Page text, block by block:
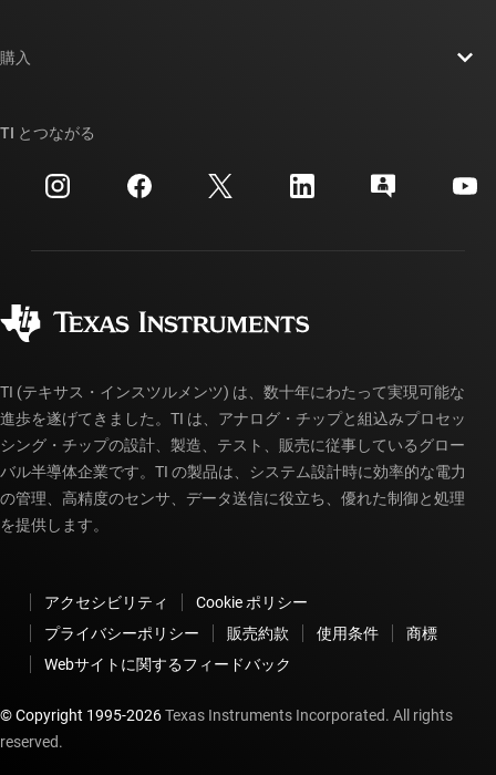
投資家向け情報
製造
クロスリファレンス検索
カスタマー・サポート・センター
myTI アカウントの FAQ
購入
ご注文に関する FAQ
TI とつながる
TI (テキサス・インスツルメンツ) は、数十年にわたって実現可能な
進歩を遂げてきました。TI は、アナログ・チップと組込みプロセッ
シング・チップの設計、製造、テスト、販売に従事しているグロー
バル半導体企業です。TI の製品は、システム設計時に効率的な電力
の管理、高精度のセンサ、データ送信に役立ち、優れた制御と処理
を提供します。
アクセシビリティ
Cookie ポリシー
プライバシーポリシー
販売約款 使用条件
商標
Webサイトに関するフィードバック
© Copyright 1995-2026Texas Instruments Incorporated. All rights
reserved.